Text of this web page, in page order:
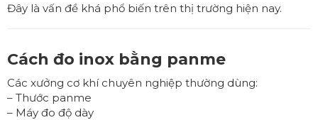
Đây là vấn đề khá phổ biến trên thị trường hiện nay.
Cách đo inox bằng panme
Các xưởng cơ khí chuyên nghiệp thường dùng:
– Thước panme
– Máy đo độ dày